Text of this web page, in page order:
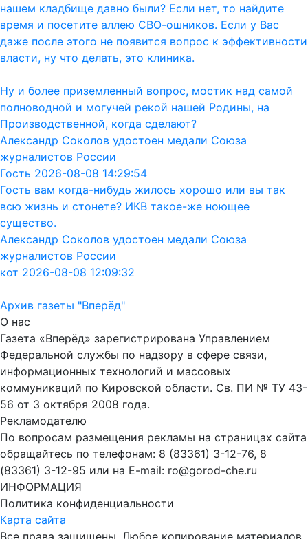
нашем кладбище давно были? Если нет, то найдите
время и посетите аллею СВО-ошников. Если у Вас
даже после этого не появится вопрос к эффективности
власти, ну что делать, это клиника.
Ну и более приземленный вопрос, мостик над самой
полноводной и могучей рекой нашей Родины, на
Производственной, когда сделают?
Александр Соколов удостоен медали Союза
журналистов России
Гость 2026-08-08 14:29:54
Гость вам когда-нибудь жилось хорошо или вы так
всю жизнь и стонете? ИКВ такое-же ноющее
существо.
Александр Соколов удостоен медали Союза
журналистов России
кот 2026-08-08 12:09:32
Архив газеты "Вперёд"
О нас
Газета «Вперёд» зарегистрирована Управлением
Федеральной службы по надзору в сфере связи,
информационных технологий и массовых
коммуникаций по Кировской области. Св. ПИ № ТУ 43-
56 от 3 октября 2008 года.
Рекламодателю
По вопросам размещения рекламы на страницах сайта
обращайтесь по телефонам: 8 (83361) 3-12-76, 8
(83361) 3-12-95 или на E-mail: ro@gorod-che.ru
ИНФОРМАЦИЯ
Политика конфиденциальности
Карта сайта